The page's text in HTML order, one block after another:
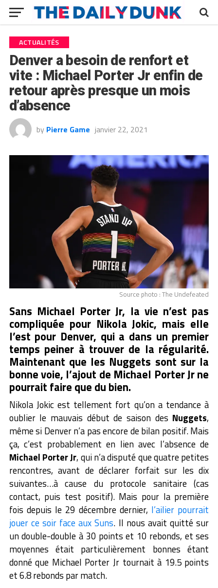
ACTUALITÉS
Denver a besoin de renfort et
vite : Michael Porter Jr enfin de
retour après presque un mois
d’absence
by Pierre Game janvier 22, 2021
Source photo : The Undefeated
Sans Michael Porter Jr, la vie n’est pas
compliquée pour Nikola Jokic, mais elle
l’est pour Denver, qui a dans un premier
temps peiner à trouver de la régularité.
Maintenant que les Nuggets sont sur la
bonne voie, l’ajout de Michael Porter Jr ne
pourrait faire que du bien.
Nikola Jokic est tellement fort qu’on a tendance à
oublier le mauvais début de saison des Nuggets,
même si Denver n’a pas encore de bilan positif. Mais
ça, c’est probablement en lien avec l’absence de
Michael Porter Jr, qui n’a disputé que quatre petites
rencontres, avant de déclarer forfait sur les dix
suivantes…à cause du protocole sanitaire (cas
contact, puis test positif). Mais pour la première
fois depuis le 29 décembre dernier, l’ailier pourrait
jouer ce soir face aux Suns. Il nous avait quitté sur
un double-double à 30 points et 10 rebonds, et ses
moyennes était particulièrement bonnes étant
donné que Michael Porter Jr tournait à 19.5 points
et 6.8 rebonds par match.